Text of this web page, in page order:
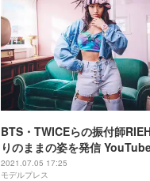
BTS・TWICEらの振付師
りのままの姿を発信
ル開設
2021.07.05 17:25
モデルプレス